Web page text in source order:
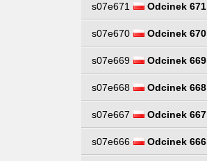
s07e671 Odcinek 671
s07e670 Odcinek 670
s07e669 Odcinek 669
s07e668 Odcinek 668
s07e667 Odcinek 667
s07e666 Odcinek 666